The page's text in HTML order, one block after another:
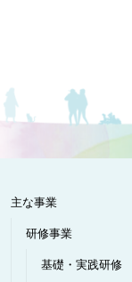
主な事業
研修事業
基礎・実践研修